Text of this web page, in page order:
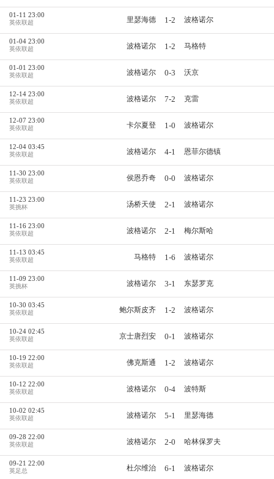
01-11 23:00
英依联超 里瑟海德 1-2 波格诺尔
01-04 23:00
英依联超 波格诺尔 1-2 马格特
01-01 23:00
英依联超 波格诺尔 0-3 沃京
12-14 23:00
英依联超 波格诺尔 7-2 克雷
12-07 23:00
英依联超 卡尔夏登 1-0 波格诺尔
12-04 03:45
英依联超 波格诺尔 4-1 恩菲尔德镇
11-30 23:00
英依联超 侯恩乔奇 0-0 波格诺尔
11-23 23:00
英挑杯 汤桥天使 2-1 波格诺尔
11-16 23:00
英依联超 波格诺尔 2-1 梅尔斯哈
11-13 03:45
英依联超 马格特 1-6 波格诺尔
11-09 23:00
英挑杯 波格诺尔 3-1 东瑟罗克
10-30 03:45
英依联超 鲍尔斯皮齐 1-2 波格诺尔
10-24 02:45
英依联超 京士唐烈安 0-1 波格诺尔
10-19 22:00
英依联超 佛克斯通 1-2 波格诺尔
10-12 22:00
英依联超 波格诺尔 0-4 波特斯
10-02 02:45
英依联超 波格诺尔 5-1 里瑟海德
09-28 22:00
英依联超 波格诺尔 2-0 哈林保罗夫
09-21 22:00
英足总 杜尔维治 6-1 波格诺尔